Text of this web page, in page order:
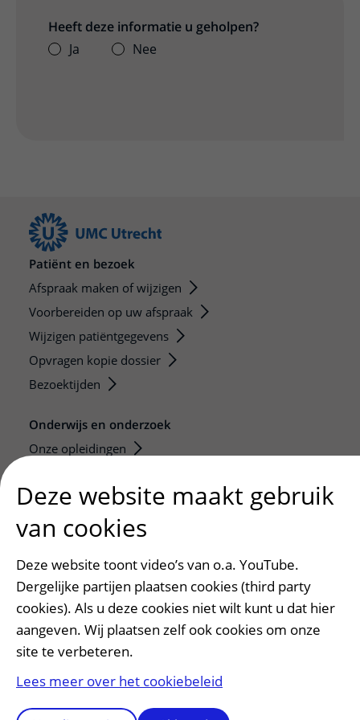
Heeft deze informatie u geholpen?
Ja
Nee
Patiënt en bezoek
Afspraak maken of wijzigen
Voorbereiden op uw afspraak
Wijzigen patiëntgegevens
Opvragen kopie dossier
Bezoektijden
Onderwijs en onderzoek
Onze opleidingen
Stage en opleidingsplaatsen
Research
Research groups
Researchers
Research technologies
Verwijzers
Mijn patiënt verwijzen
Teleconsult aanvragen
Deze website maakt gebruik
van cookies
Deze website toont video’s van o.a. YouTube.
Dergelijke partijen plaatsen cookies (third party
cookies). Als u deze cookies niet wilt kunt u dat hier
aangeven. Wij plaatsen zelf ook cookies om onze
site te verbeteren.
Lees meer over het cookiebeleid